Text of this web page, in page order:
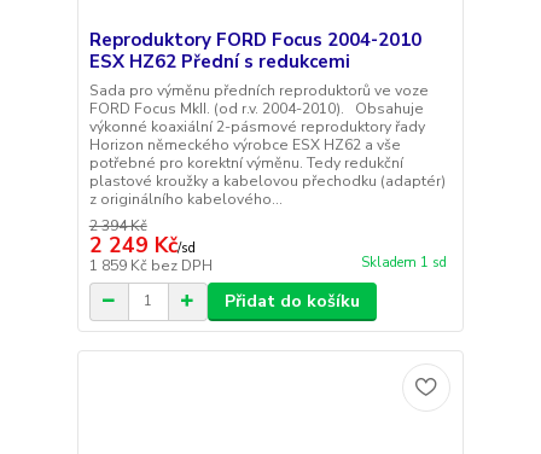
Reproduktory FORD Focus 2004-2010
ESX HZ62 Přední s redukcemi
Sada pro výměnu předních reproduktorů ve voze
FORD Focus MkII. (od r.v. 2004-2010). Obsahuje
výkonné koaxiální 2-pásmové reproduktory řady
Horizon německého výrobce ESX HZ62 a vše
potřebné pro korektní výměnu. Tedy redukční
plastové kroužky a kabelovou přechodku (adaptér)
z originálního kabelového...
2 394 Kč
2 249 Kč/sd
1 859 Kč bez DPH Skladem 1 sd
Přidat do košíku